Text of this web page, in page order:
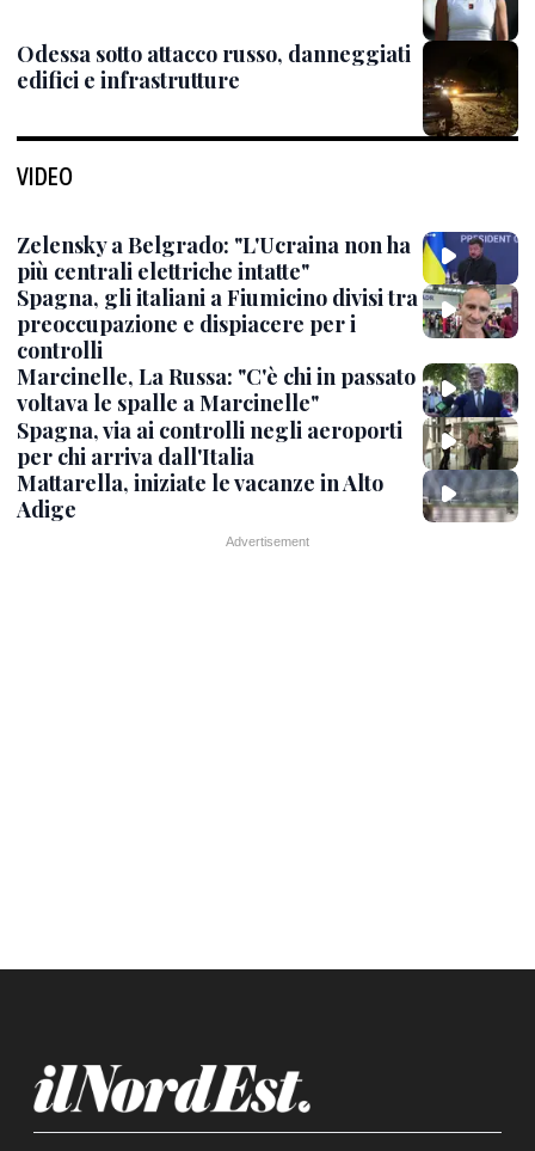
Odessa sotto attacco russo, danneggiati
edifici e infrastrutture
VIDEO
Zelensky a Belgrado: "L'Ucraina non ha
più centrali elettriche intatte"
Spagna, gli italiani a Fiumicino divisi tra
preoccupazione e dispiacere per i
controlli
Marcinelle, La Russa: "C'è chi in passato
voltava le spalle a Marcinelle"
Spagna, via ai controlli negli aeroporti
per chi arriva dall'Italia
Mattarella, iniziate le vacanze in Alto
Adige